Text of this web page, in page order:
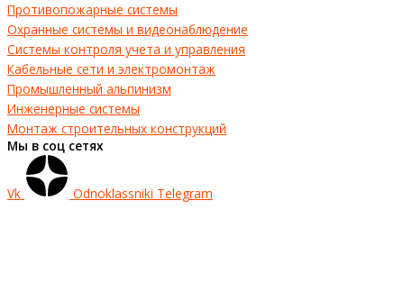
Противопожарные системы
Охранные системы и видеонаблюдение
Системы контроля учета и управления
Кабельные сети и электромонтаж
Промышленный альпинизм
Инженерные системы
Монтаж строительных конструкций
Мы в соц сетях
Vk Odnoklassniki Telegram